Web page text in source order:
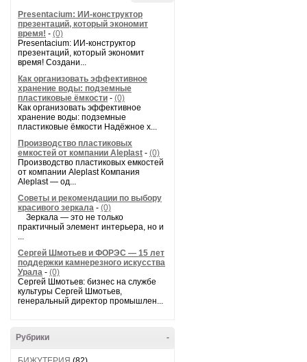
Presentacium: ИИ‑конструктор
презентаций, который экономит
время! - (0)
Presentacium: ИИ‑конструктор
презентаций, который экономит
время! Создани...
Как организовать эффективное
хранение воды: подземные
пластиковые ёмкости - (0)
Как организовать эффективное
хранение воды: подземные
пластиковые ёмкости Надёжное х...
Производство пластиковых
емкостей от компании Aleplast - (0)
Производство пластиковых емкостей
от компании Aleplast Компания
Aleplast — од...
Советы и рекомендации по выбору
красивого зеркала - (0)
Зеркала — это не только
практичный элемент интерьера, но и
...
Сергей Шмотьев и ФОРЭС — 15 лет
поддержки камнерезного искусства
Урала - (0)
Сергей Шмотьев: бизнес на службе
культуры Сергей Шмотьев,
генеральный директор промышлен...
-
Рубрики